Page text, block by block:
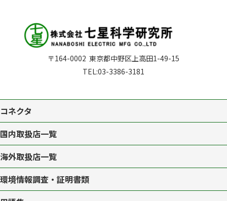
〒164-0002 東京都中野区上高田1-49-15
TEL:03-3386-3181
コネクタ
国内取扱店一覧
海外取扱店一覧
環境情報調査・証明書類